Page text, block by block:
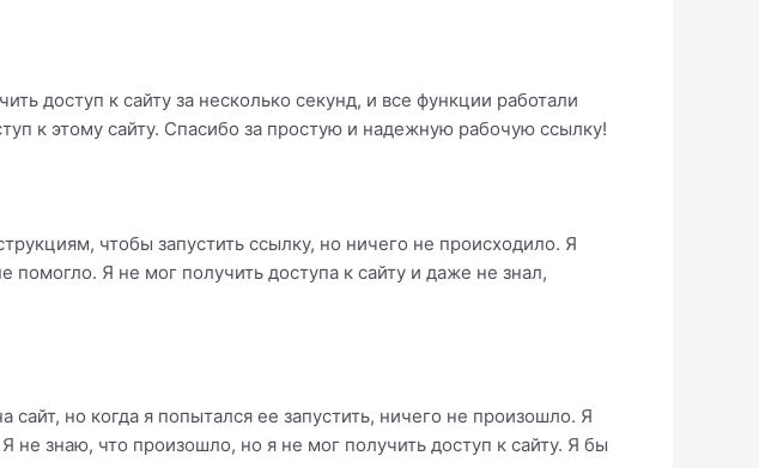
доступ к сайту за несколько секунд, и все функции работали
к этому сайту. Спасибо за простую и надежную рабочую ссылку!
чтобы запустить ссылку, но ничего не происходило. Я
помогло. Я не мог получить доступа к сайту и даже не знал,
но когда я попытался ее запустить, ничего не произошло. Я
знаю, что произошло, но я не мог получить доступ к сайту. Я бы